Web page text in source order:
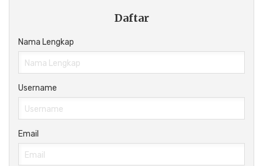
Daftar
Nama Lengkap
Username
Email